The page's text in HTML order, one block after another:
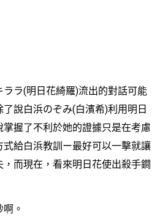
ラ(明日花綺羅)流出的對話可能
說白浜のぞみ(白濱希)利用明日
握了不利於她的證據只是在考慮
給白浜教訓ー最好可以一擊就讓
而現在，看來明日花使出殺手鐧
。